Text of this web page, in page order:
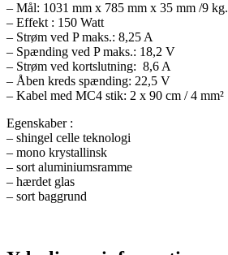
– Mål: 1031 mm x 785 mm x 35 mm /9 kg.
– Effekt : 150 Watt
– Strøm ved P maks.: 8,25 A
– Spænding ved P maks.: 18,2 V
– Strøm ved kortslutning: 8,6 A
– Åben kreds spænding: 22,5 V
– Kabel med MC4 stik: 2 x 90 cm / 4 mm²
Egenskaber :
– shingel celle teknologi
– mono krystallinsk
– sort aluminiumsramme
– hærdet glas
– sort baggrund